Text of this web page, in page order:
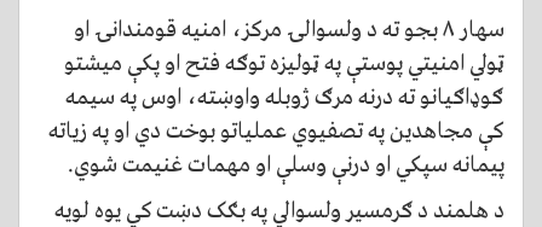
سهار ۸ بجو ته د ولسوالۍ مرکز، امنیه قومندانۍ او
ټولي امنیتي پوستې په ټولیزه توګه فتح او پکې میشتو
ګوډاګیانو ته درنه مرګ ژوبله واوښته، اوس په سیمه
کې مجاهدین په تصفیوي عملیاتو بوخت دي او په زیاته
پیمانه سپکي او درنې وسلې او مهمات غنیمت شوي.
د هلمند د ګرمسیر ولسوالي په بګک دښت کي یوه لویه